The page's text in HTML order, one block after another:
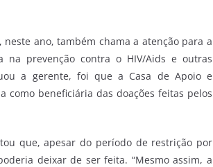
ano, também chama a atenção para a
na prevenção contra o HIV/Aids e outras
a gerente, foi que a Casa de Apoio e
como beneficiária das doações feitas pelos
que, apesar do período de restrição por
deixar de ser feita. “Mesmo assim, a